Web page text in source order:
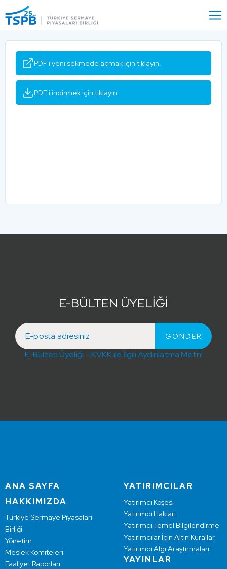
Close
PDF'i yeni sekmede açmak için tıklayın.
PDF'i indirmek için tıklayın.
E-BÜLTEN ÜYELİĞİ
E-Bülten Üyeliği – KVKK ile İlgili Aydınlatma Metni
ANA SAYFA
HAKKIMIZDA
Türkiye Sermaye Piyasaları
Birliği
Yönetim
Meslek Komiteleri
Faaliyet Raporları
YATIRIMCILAR
Yatırımcı Köşesi
Yatırımcı Hakları
Yatırımcı Temel Bilgilendirme
Yatırımcılar İçin Altın Kurallar
Yatırımcı Algı Araştırmaları
YAYINLAR